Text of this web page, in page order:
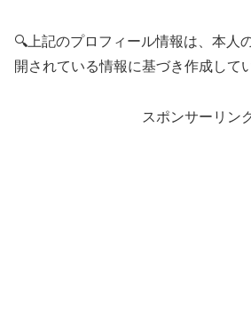
🔍上記のプロフィール情報は、本人
開されている情報に基づき作成して
スポンサーリン